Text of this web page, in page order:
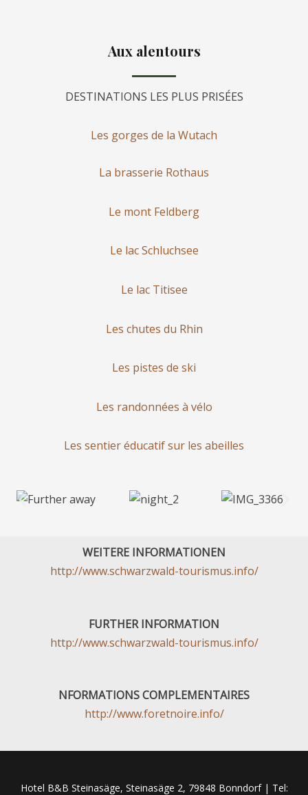
Aux alentours
DESTINATIONS LES PLUS PRISÉES
Les gorges de la Wutach
La brasserie Rothaus
Le mont Feldberg
Le lac Schluchsee
Le lac Titisee
Les chutes du Rhin
Les pistes de ski
Les randonnées à vélo
Les sentier éducatif sur les abeilles
WEITERE INFORMATIONEN
http://www.schwarzwald-tourismus.info/
FURTHER INFORMATION
http://www.schwarzwald-tourismus.info/
NFORMATIONS COMPLEMENTAIRES
http://www.foretnoire.info/
Hotel B&B Steinasäge, Steinasäge 2, 79848 Bonndorf | Tel: